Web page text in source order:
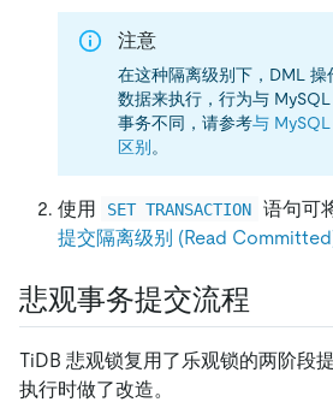
注意
在这种隔离级别下，DML
数据来执行，行为与
事务不同，请参考与
区别 。
使用 SET TRANSACTION 语句可
提交隔离级别 (Read
悲观事务提交流程
TiDB 悲观锁复用了乐观锁的两阶段
执行时做了改造。